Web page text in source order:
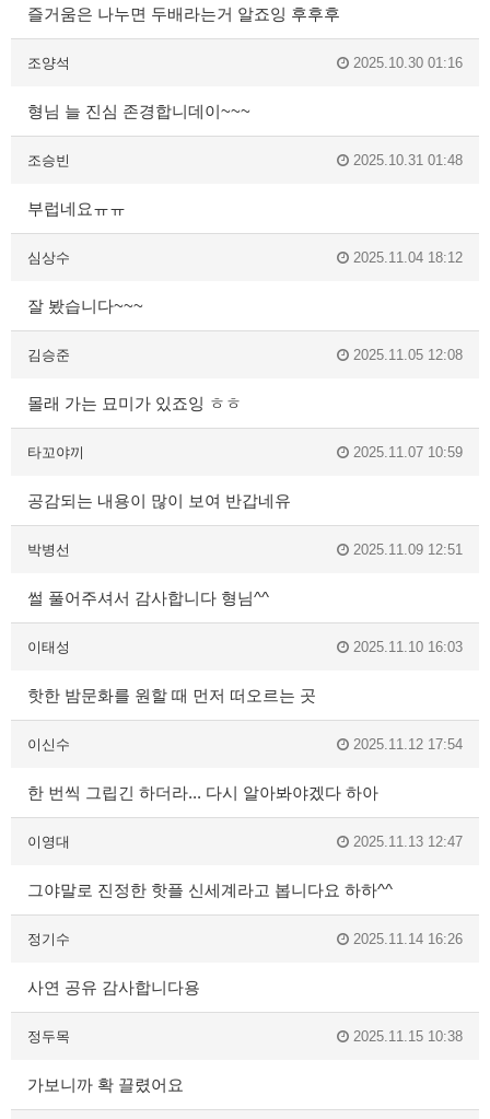
즐거움은 나누면 두배라는거 알죠잉 후후후
조양석 2025.10.30 01:16
형님 늘 진심 존경합니데이~~~
조승빈 2025.10.31 01:48
부럽네요ㅠㅠ
심상수 2025.11.04 18:12
잘 봤습니다~~~
김승준 2025.11.05 12:08
몰래 가는 묘미가 있죠잉 ㅎㅎ
타꼬야끼 2025.11.07 10:59
공감되는 내용이 많이 보여 반갑네유
박병선 2025.11.09 12:51
썰 풀어주셔서 감사합니다 형님^^
이태성 2025.11.10 16:03
핫한 밤문화를 원할 때 먼저 떠오르는 곳
이신수 2025.11.12 17:54
한 번씩 그립긴 하더라... 다시 알아봐야겠다 하아
이영대 2025.11.13 12:47
그야말로 진정한 핫플 신세계라고 봅니다요 하하^^
정기수 2025.11.14 16:26
사연 공유 감사합니다용
정두목 2025.11.15 10:38
가보니까 확 끌렸어요